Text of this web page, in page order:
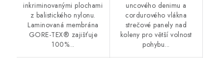
inkriminovanými plochami
z balistického nylonu.
Laminovaná membrána
GORE-TEX® zajišťuje
100%...
uncového denimu a
cordurového vlákna
strečové panely nad
koleny pro větší volnost
pohybu...